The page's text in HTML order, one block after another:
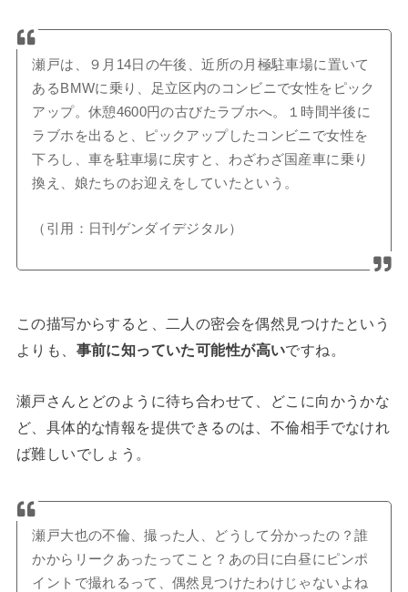
瀬戸は、９月14日の午後、近所の月極駐車場に置いて
あるBMWに乗り、足立区内のコンビニで女性をピック
アップ。休憩4600円の古びたラブホへ。１時間半後に
ラブホを出ると、ピックアップしたコンビニで女性を
下ろし、車を駐車場に戻すと、わざわざ国産車に乗り
換え、娘たちのお迎えをしていたという。
（引用：日刊ゲンダイデジタル）
この描写からすると、二人の密会を偶然見つけたという
よりも、 事前に知っていた可能性が高いですね。
瀬戸さんとどのように待ち合わせて、どこに向かうかな
ど、具体的な情報を提供できるのは、不倫相手でなけれ
ば難しいでしょう。
瀬戸大也の不倫、撮った人、どうして分かったの？誰
かからリークあったってこと？あの日に白昼にピンポ
イントで撮れるって、偶然見つけたわけじゃないよね